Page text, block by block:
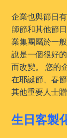
企業也與節日
師節和其他節
業集團屬於一
說是一個很好
而改變。 您的
在耶誕節、春
其他重要人士
生日客製